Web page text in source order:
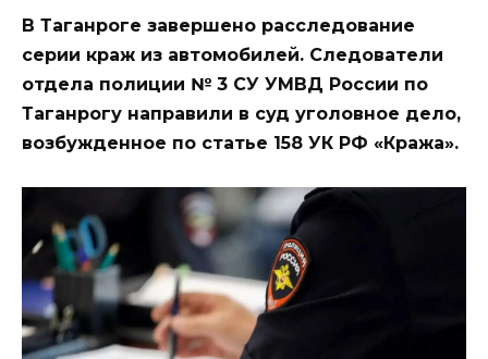
В Таганроге завершено расследование
серии краж из автомобилей. Следователи
отдела полиции № 3 СУ УМВД России по
Таганрогу направили в суд уголовное дело,
возбужденное по статье 158 УК РФ «Кража».